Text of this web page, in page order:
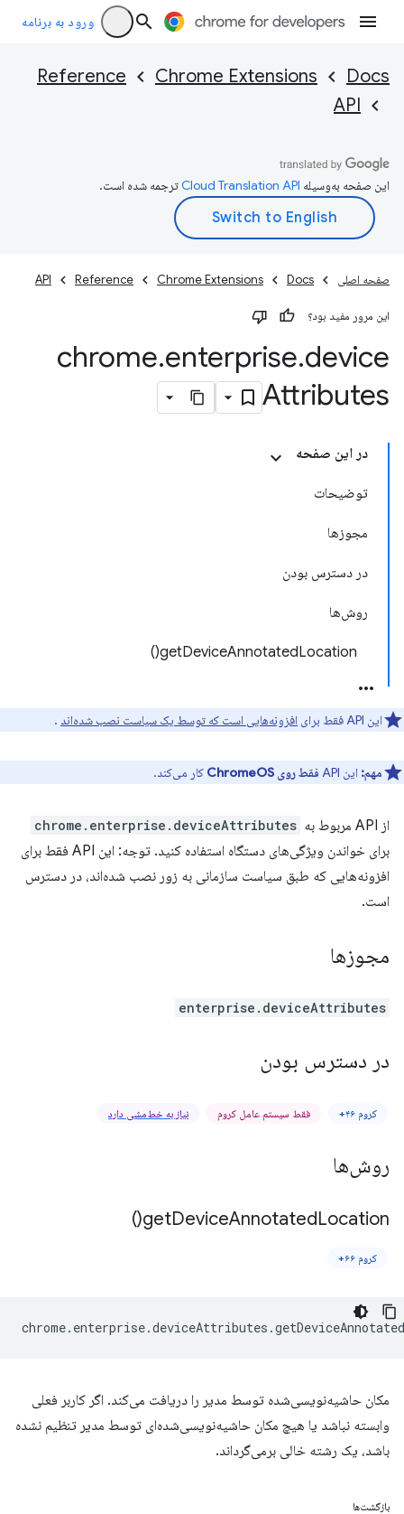
ورود به برنامه
Docs
Chrome Extensions
Reference
API
این صفحه به‌وسیله ترجمه شده است.
صفحه اصلی Docs
Chrome Extensions
Reference
API
این مرور مفید بود؟
chrome.enterprise.device
Attributes
در این صفحه
توضیحات
مجوزها
در دسترس بودن
روش‌ها
getDeviceAnnotatedLocation()
این API فقط برای افزونه‌هایی است که توسط یک سیاست نصب شده‌اند .
مهم: این API فقط روی ChromeOS کار می‌کند.
از API مربوط به chrome.enterprise.deviceAttributes
برای خواندن ویژگی‌های دستگاه استفاده کنید. توجه: این API فقط برای
افزونه‌هایی که طبق سیاست سازمانی به زور نصب شده‌اند، در دسترس
است.
مجوزها
enterprise.deviceAttributes
در دسترس بودن
کروم ۴۶+ فقط سیستم عامل کروم نیاز به خط‌مشی دارد
روش‌ها
getDeviceAnnotatedLocation(
)
کروم ۶۶+
chrome. enterprise.deviceAttributes .
مکان حاشیه‌نویسی‌شده توسط مدیر را دریافت می‌کند. اگر کاربر فعلی
وابسته نباشد یا هیچ مکان حاشیه‌نویسی‌شده‌ای توسط مدیر تنظیم نشده
باشد، یک رشته خالی برمی‌گرداند.
بازگشت‌ها